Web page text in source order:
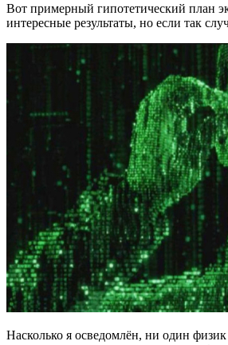
Вот примерный гипотетический план
интересные результаты, но если так
Насколько я осведомлён, ни один